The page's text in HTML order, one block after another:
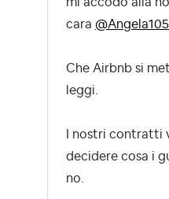
cara
Che Airbnb si
leggi.
I nostri contratti
decidere cosa i
no.